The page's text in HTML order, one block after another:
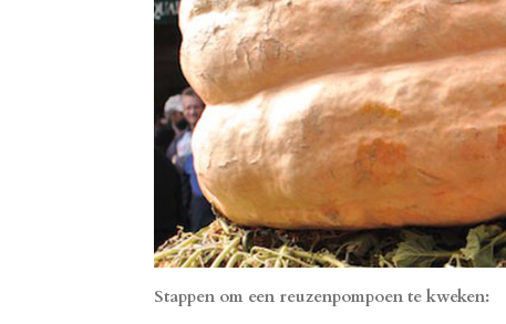
Stappen om een reuzenpompoen te kweken: